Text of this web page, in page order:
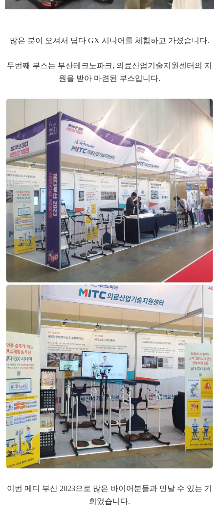
많은 분이 오셔서 딥다 GX 시니어를 체험하고 가셨습니다.
두번째 부스는 부산테크노파크, 의료산업기술지원센터의 지
원을 받아 마련된 부스입니다.
이번 메디 부산 2023으로 많은 바이어분들과 만날 수 있는 기
회였습니다.